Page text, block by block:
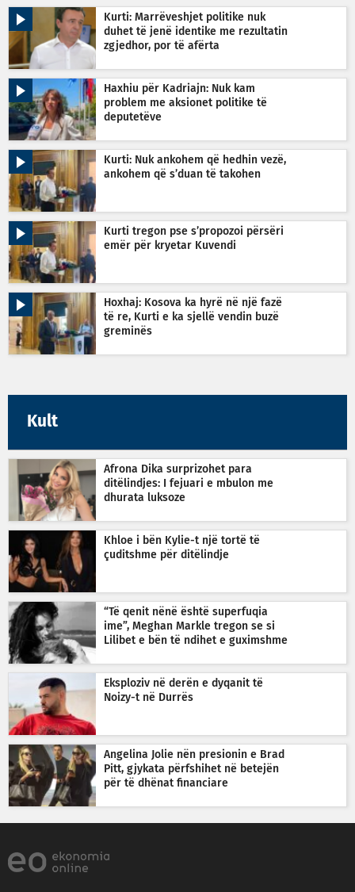
Kurti: Marrëveshjet politike nuk
duhet të jenë identike me rezultatin
zgjedhor, por të afërta
Haxhiu për Kadriajn: Nuk kam
problem me aksionet politike të
deputetëve
Kurti: Nuk ankohem që hedhin vezë,
ankohem që s’duan të takohen
Kurti tregon pse s’propozoi përsëri
emër për kryetar Kuvendi
Hoxhaj: Kosova ka hyrë në një fazë
të re, Kurti e ka sjellë vendin buzë
greminës
Kult
Afrona Dika surprizohet para
ditëlindjes: I fejuari e mbulon me
dhurata luksoze
Khloe i bën Kylie-t një tortë të
çuditshme për ditëlindje
“Të qenit nënë është superfuqia
ime”, Meghan Markle tregon se si
Lilibet e bën të ndihet e guximshme
Eksploziv në derën e dyqanit të
Noizy-t në Durrës
Angelina Jolie nën presionin e Brad
Pitt, gjykata përfshihet në betejën
për të dhënat financiare